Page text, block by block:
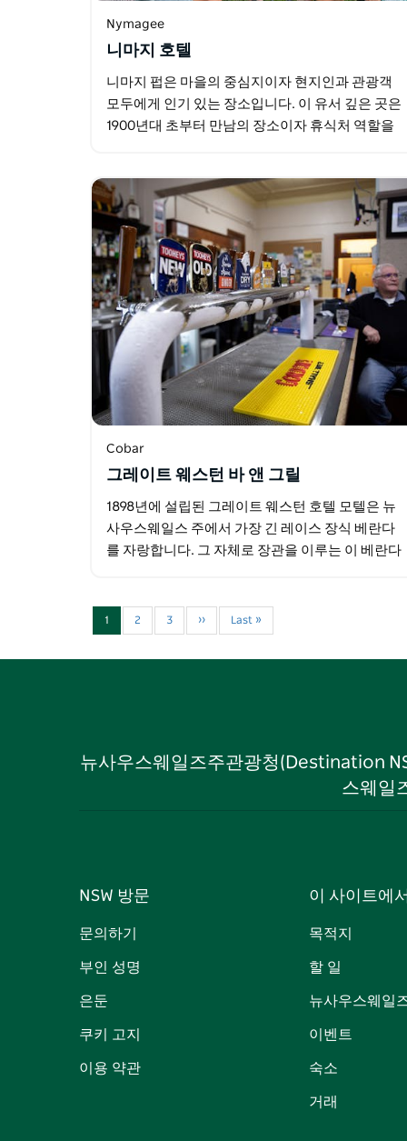
Nymagee
니마지 호텔
니마지 펍은 마을의 중심지이자 현지인과 관광객
모두에게 인기 있는 장소입니다. 이 유서 깊은 곳은
1900년대 초부터 만남의 장소이자 휴식처 역할을
Cobar
그레이트 웨스턴 바 앤 그릴
1898년에 설립된 그레이트 웨스턴 호텔 모텔은 뉴
사우스웨일스 주에서 가장 긴 레이스 장식 베란다
를 자랑합니다. 그 자체로 장관을 이루는 이 베란다
1 2 3 ›› Last »
뉴사우스웨일즈주관광청(Destination
스웨일
NSW 방문
문의하기
부인 성명
은둔
쿠키 고지
이용 약관
이 사이트에서
목적지
할 일
뉴사우스웨일
이벤트
숙소
거래